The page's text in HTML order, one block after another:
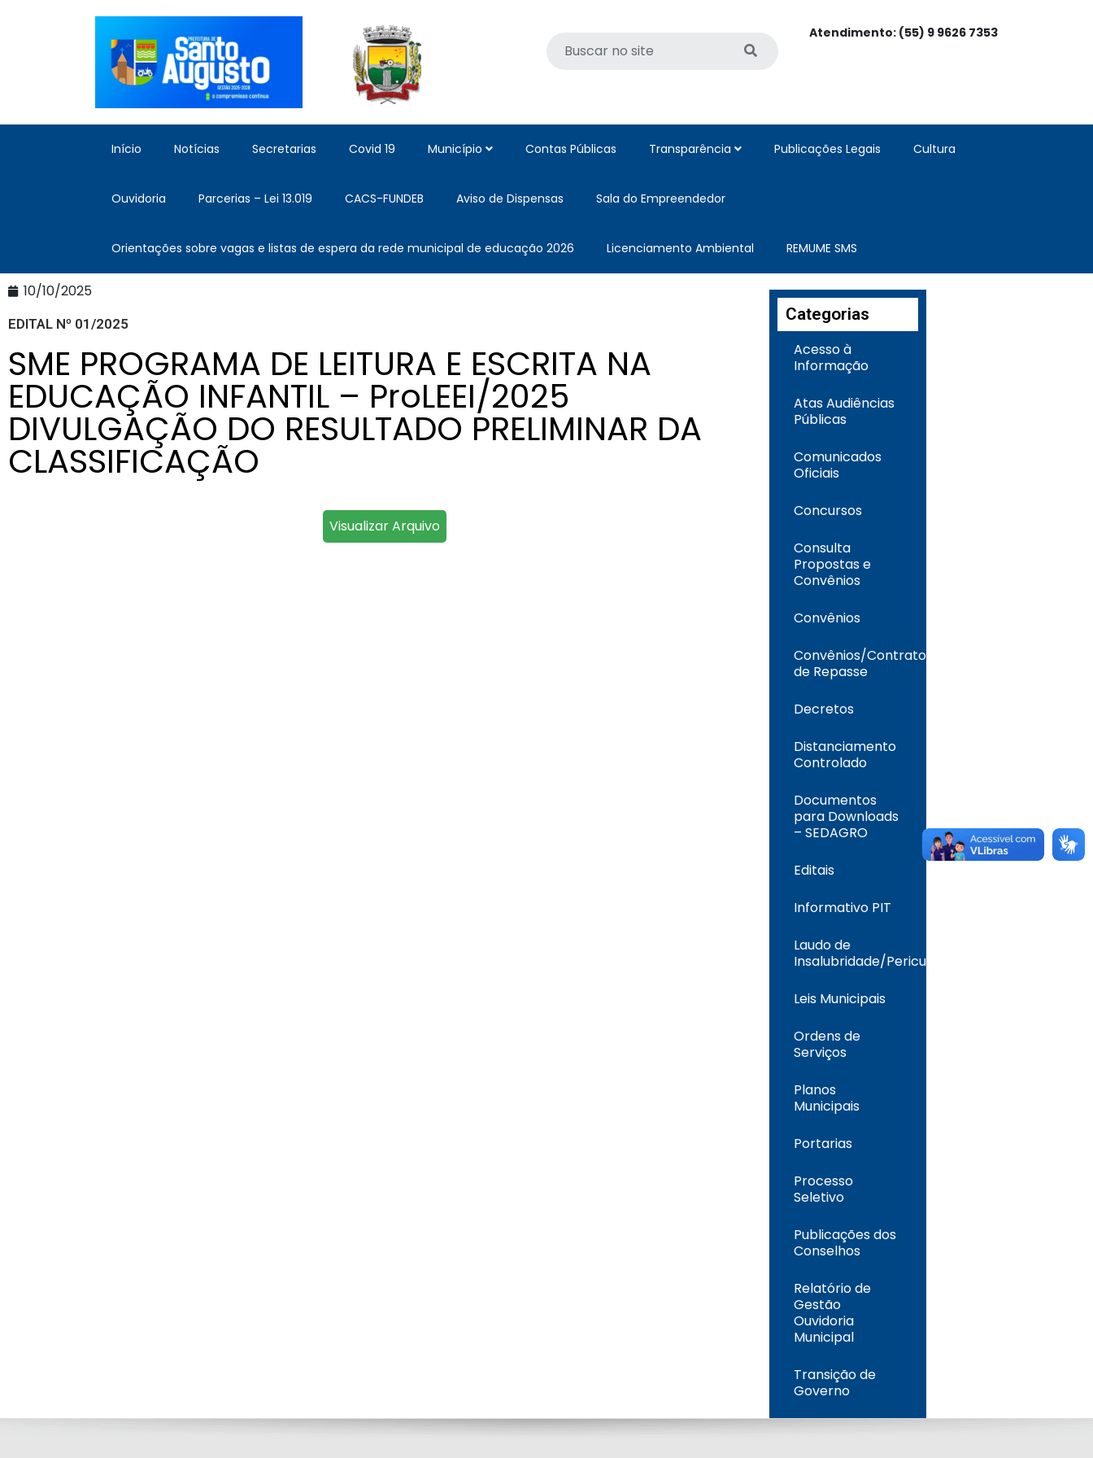
Atendimento: (55) 9 9626 7353
Início Notícias Secretarias Covid 19 Município Contas Públicas Transparência Publicações Legais Cultura
Ouvidoria Parcerias – Lei 13.019 CACS-FUNDEB Aviso de Dispensas Sala do Empreendedor
Orientações sobre vagas e listas de espera da rede municipal de educação 2026 Licenciamento Ambiental REMUME SMS
10/10/2025
EDITAL Nº 01/2025
SME PROGRAMA DE LEITURA E ESCRITA NA
EDUCAÇÃO INFANTIL – ProLEEI/2025
DIVULGAÇÃO DO RESULTADO PRELIMINAR DA
CLASSIFICAÇÃO
Visualizar Arquivo
Categorias
Acesso à
Informação
Atas Audiências
Públicas
Comunicados
Oficiais
Concursos
Consulta
Propostas e
Convênios
Convênios
Convênios/Contrato
de Repasse
Decretos
Distanciamento
Controlado
Documentos
para Downloads
– SEDAGRO
Editais
Informativo PIT
Laudo de
Insalubridade/Periculosidade
Leis Municipais
Ordens de
Serviços
Planos
Municipais
Portarias
Processo
Seletivo
Publicações dos
Conselhos
Relatório de
Gestão
Ouvidoria
Municipal
Transição de
Governo